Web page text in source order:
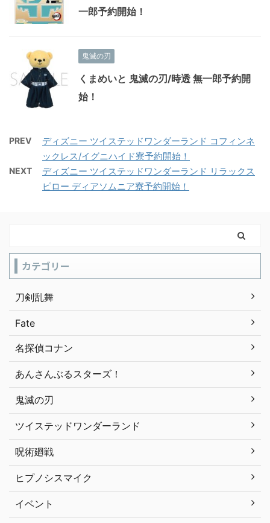
一郎予約開始！
鬼滅の刃
くまめいと 鬼滅の刃/時透 無一郎予約開
始！
PREV
ディズニー ツイステッドワンダーランド コフィンネ
ックレス/イグニハイド寮予約開始！
NEXT
ディズニー ツイステッドワンダーランド リラックス
ピロー ディアソムニア寮予約開始！
カテゴリー
刀剣乱舞
Fate
名探偵コナン
あんさんぶるスターズ！
鬼滅の刃
ツイステッドワンダーランド
呪術廻戦
ヒプノシスマイク
イベント